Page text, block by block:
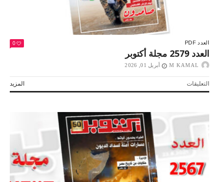
العدد PDF 0
العدد 2579 مجلة أكتوبر
M KAMAL أبريل 01, 2026
المزيد التعليقاتعلى
العدد